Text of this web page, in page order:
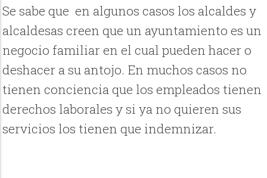
Se sabe que en algunos casos los alcaldes y
alcaldesas creen que un ayuntamiento es un
negocio familiar en el cual pueden hacer o
deshacer a su antojo. En muchos casos no
tienen conciencia que los empleados tienen
derechos laborales y si ya no quieren sus
servicios los tienen que indemnizar.